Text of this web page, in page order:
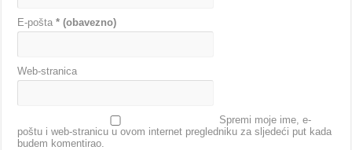
E-pošta* (obavezno)
Web-stranica
Spremi moje ime, e-
poštu i web-stranicu u ovom internet pregledniku za sljedeći put kada
budem komentirao.